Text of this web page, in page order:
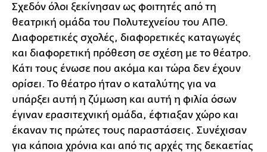
Σχεδόν όλοι ξεκίνησαν ως φοιτητές από τη
θεατρική ομάδα του Πολυτεχνείου του ΑΠΘ.
Διαφορετικές σχολές, διαφορετικές καταγωγές
και διαφορετική πρόθεση σε σχέση με το θέατρο.
Κάτι τους ένωσε που ακόμα και τώρα δεν έχουν
ορίσει. Το θέατρο ήταν ο καταλύτης για να
υπάρξει αυτή η ζύμωση και αυτή η φιλία όσων
έγιναν ερασιτεχνική ομάδα, έφτιαξαν χώρο και
έκαναν τις πρώτες τους παραστάσεις. Συνέχισαν
για κάποια χρόνια και από τις αρχές της δεκαετίας